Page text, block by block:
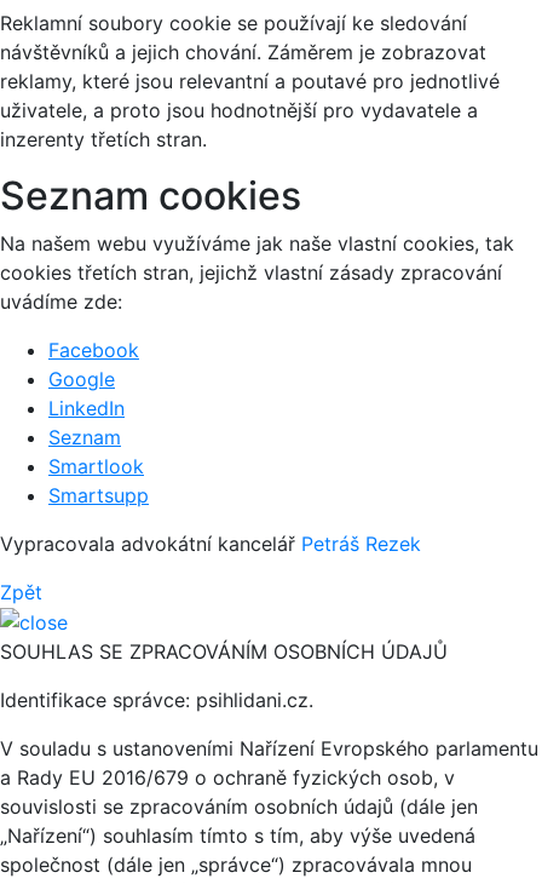
Reklamní soubory cookie se používají ke sledování
návštěvníků a jejich chování. Záměrem je zobrazovat
reklamy, které jsou relevantní a poutavé pro jednotlivé
uživatele, a proto jsou hodnotnější pro vydavatele a
inzerenty třetích stran.
Seznam cookies
Na našem webu využíváme jak naše vlastní cookies, tak
cookies třetích stran, jejichž vlastní zásady zpracování
uvádíme zde:
Facebook
Google
LinkedIn
Seznam
Smartlook
Smartsupp
Vypracovala advokátní kancelář Petráš Rezek
Zpět
SOUHLAS SE ZPRACOVÁNÍM OSOBNÍCH ÚDAJŮ
Identifikace správce: psihlidani.cz.
V souladu s ustanoveními Nařízení Evropského parlamentu
a Rady EU 2016/679 o ochraně fyzických osob, v
souvislosti se zpracováním osobních údajů (dále jen
„Nařízení“) souhlasím tímto s tím, aby výše uvedená
společnost (dále jen „správce“) zpracovávala mnou